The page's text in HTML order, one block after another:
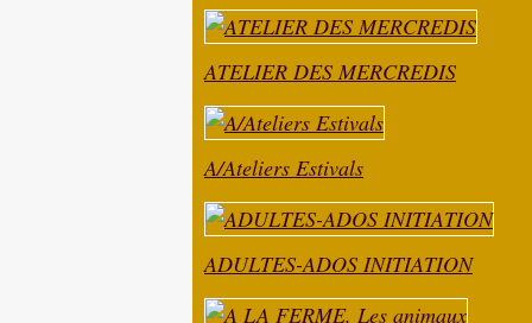
ATELIER DES MERCREDIS
A/Ateliers Estivals
ADULTES-ADOS INITIATION